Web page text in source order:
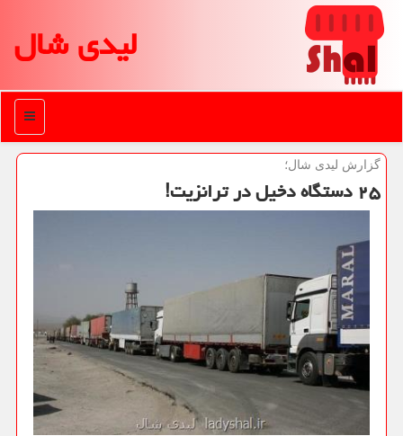
لیدی شال
منو
گزارش لیدی شال؛
۲۵ دستگاه دخیل در ترانزیت!